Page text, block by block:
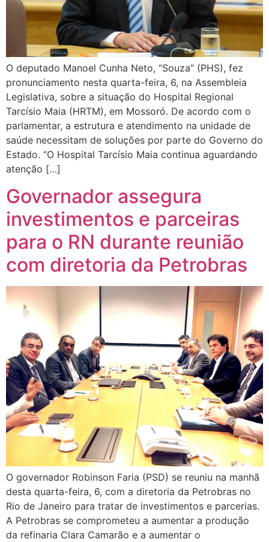
O deputado Manoel Cunha Neto, “Souza” (PHS), fez
pronunciamento nesta quarta-feira, 6, na Assembleia
Legislativa, sobre a situação do Hospital Regional
Tarcísio Maia (HRTM), em Mossoró. De acordo com o
parlamentar, a estrutura e atendimento na unidade de
saúde necessitam de soluções por parte do Governo do
Estado. “O Hospital Tarcísio Maia continua aguardando
atenção […]
Governador assegura
investimentos e parceiras
para o RN durante reunião
com diretoria da Petrobras
O governador Robinson Faria (PSD) se reuniu na manhã
desta quarta-feira, 6, com a diretoria da Petrobras no
Rio de Janeiro para tratar de investimentos e parcerias.
A Petrobras se comprometeu a aumentar a produção
da refinaria Clara Camarão e a aumentar o